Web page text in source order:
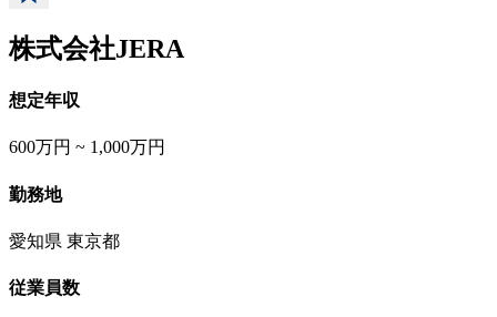
株式会社JERA
想定年収
600万円 ~ 1,000万円
勤務地
愛知県 東京都
従業員数